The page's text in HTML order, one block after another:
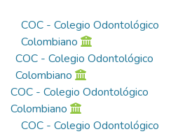
COC - Colegio Odontológico
Colombiano
COC - Colegio Odontológico
Colombiano
COC - Colegio Odontológico
Colombiano
COC - Colegio Odontológico